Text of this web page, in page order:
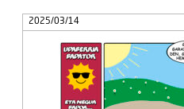
2025/03/14